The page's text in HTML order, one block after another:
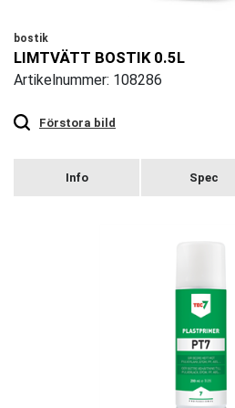
bostik
LIMTVÄTT BOSTIK 0.5L
Artikelnummer: 108286
Förstora bild
zoom